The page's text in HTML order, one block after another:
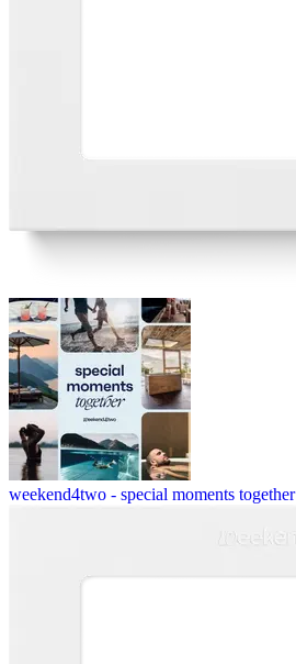
weekend4two - special moments together